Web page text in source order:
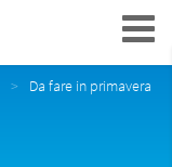
Navigation
Da fare in primavera